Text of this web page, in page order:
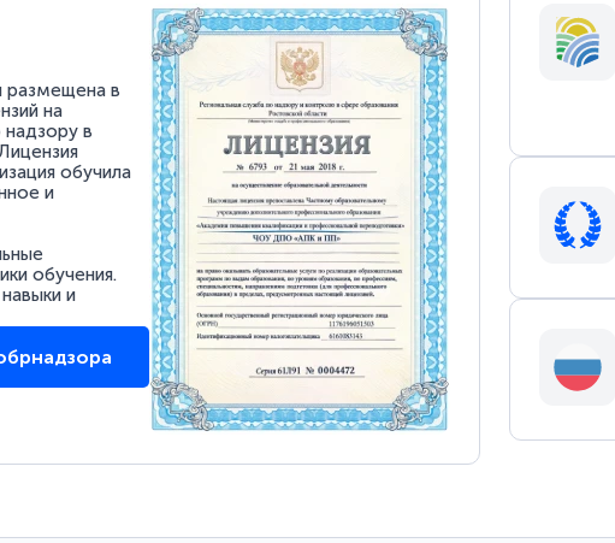
размещена в
на
в
обучила
и
обучения.
и